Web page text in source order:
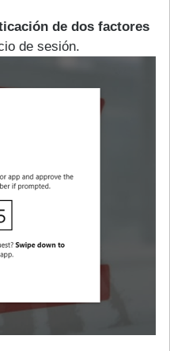
de dos factores
de sesión.